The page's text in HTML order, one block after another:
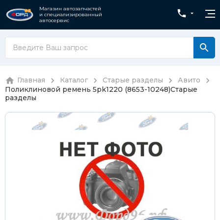
Магазин автозапчастей
и специализированный
автосервис
Главная Каталог Старые разделы
Авито
Поликлиновой ремень 5pk1220 (8653-10248)Старые
разделы